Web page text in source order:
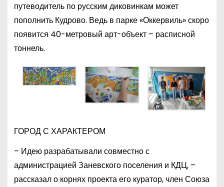
путеводитель по русским диковинкам может
пополнить Кудрово. Ведь в парке «Оккервиль» скоро
появится 40-метровый арт-объект – расписной
тоннель.
ГОРОД С ХАРАКТЕРОМ
– Идею разрабатывали совместно с
администрацией Заневского поселения и КДЦ, –
рассказал о корнях проекта его куратор, член Союза